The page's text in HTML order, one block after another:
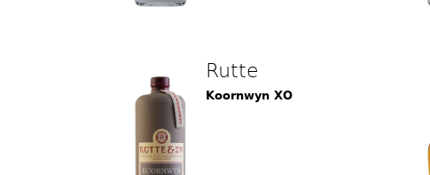
Rutte
Koornwyn XO